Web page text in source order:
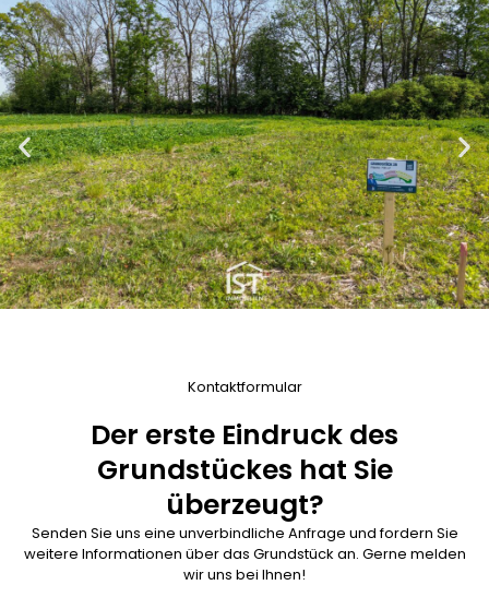
Kontaktformular
Der erste Eindruck des
Grundstückes hat Sie
überzeugt?
Senden Sie uns eine unverbindliche Anfrage und fordern Sie
weitere Informationen über das Grundstück an. Gerne melden
wir uns bei Ihnen!